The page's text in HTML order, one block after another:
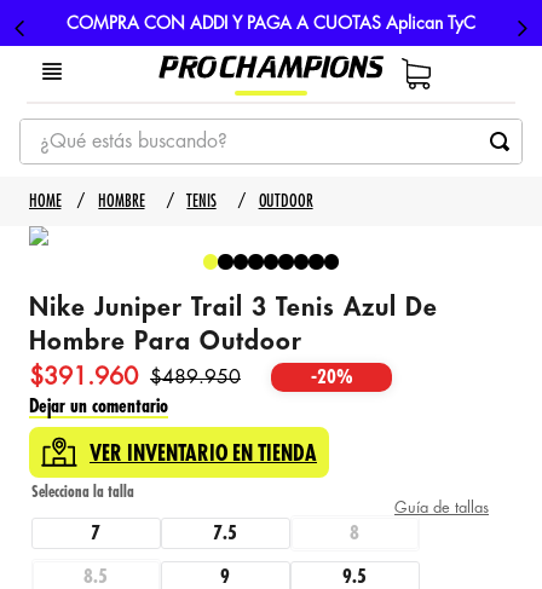
COMPRA CON ADDI Y PAGA A CUOTAS Aplican TyC
¿Qué estás buscando?
TÉRMINOS MÁS BUSCADOS
1
3. nike
4. guayos
5
HOMBRE TENIS OUTDOOR
Nike Juniper Trail 3 Tenis Azul De
Hombre Para Outdoor
$391 .960 $489.950 -20%
Dejar un comentario
VER INVENTARIO EN TIENDA
Guía de tallas
7 7.5 8
8.5 9 9.5